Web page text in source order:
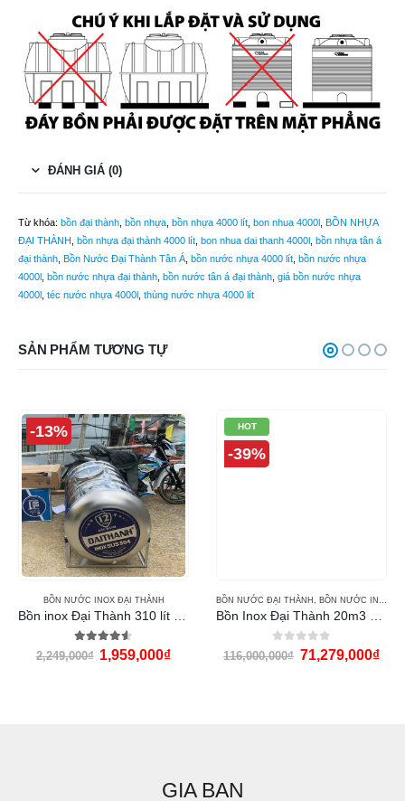
ĐÁNH GIÁ (0)
Từ khóa: bồn đại thành, bồn nhựa, bồn nhựa 4000 lít, bon nhua 4000l , BỒN NHỰA
ĐẠI THÀNH , bồn nhựa đại thành 4000 lít, bon nhua dai thanh 4000l , bồn nhựa tân á
đại thành, Bồn Nước Đại Thành Tân Á, bồn nước nhựa 4000 lít, bồn nước nhựa
4000l , bồn nước nhựa đại thành, bồn nước tân á đại thành, giá bồn nước nhựa
4000l , téc nước nhựa 4000l , thùng nước nhựa 4000 lít
SẢN PHẨM TƯƠNG TỰ
-13%
BỒN NƯỚC INOX ĐẠI THÀNH
Bồn inox Đại Thành 310 lít ngang
4.50 out of 5
2,249,000₫ 1,959,000₫
HOT
-39%
BỒN NƯỚC ĐẠI THÀNH , BỒN NƯỚC INOX ĐẠI THÀNH
Bồn Inox Đại Thành 20m3 ngang
0out of 5
116,000,000₫ 71,279,000₫
GIA BAN